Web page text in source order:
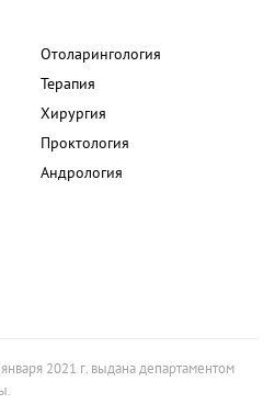
Отоларингология
Терапия
Хирургия
Проктология
Андрология
2021 г. выдана департаментом